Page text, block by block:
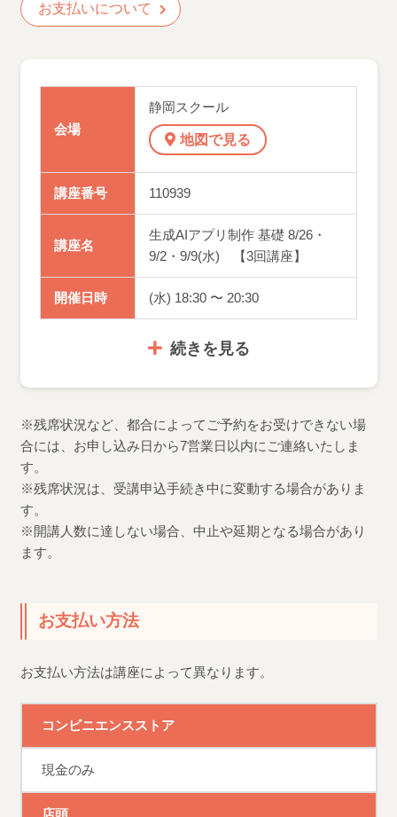
お支払いについて
会場
静岡スクール
地図で見る
講座番号 110939
講座名
生成AIアプリ制作 基礎 8/26・
9/2・9/9(水) 【3回講座】
開催日時 (水) 18:30 〜 20:30
続きを見る
※残席状況など、都合によってご予約をお受けできない場
合には、お申し込み日から7営業日以内にご連絡いたしま
す。
※残席状況は、受講申込手続き中に変動する場合がありま
す。
※開講人数に達しない場合、中止や延期となる場合があり
ます。
お支払い方法
お支払い方法は講座によって異なります。
コンビニエンスストア
現金のみ